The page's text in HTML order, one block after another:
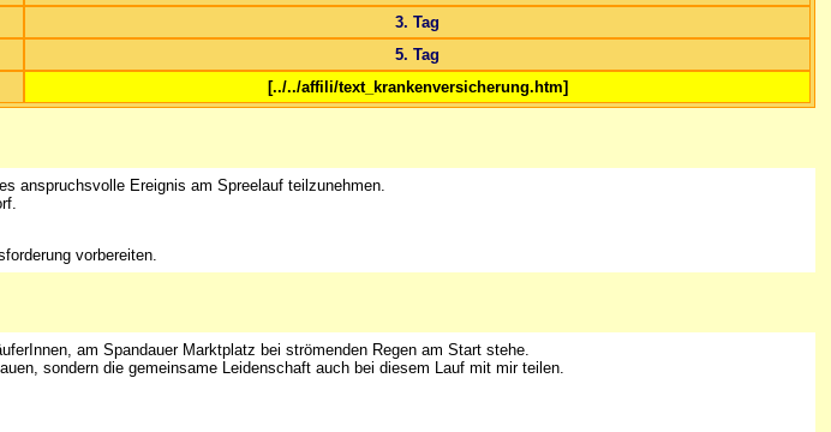
3. Tag
5. Tag
[../../affili/text_krankenversicherung.htm]
anspruchsvolle Ereignis am Spreelauf teilzunehmen.
vorbereiten.
am Spandauer Marktplatz bei strömenden Regen am Start stehe.
sondern die gemeinsame Leidenschaft auch bei diesem Lauf mit mir teilen.